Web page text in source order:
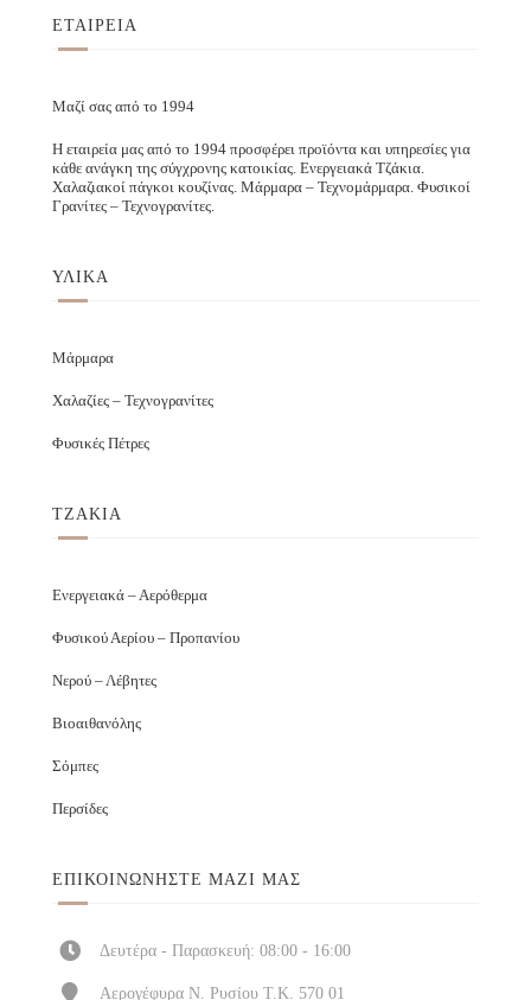
ΕΤΑΙΡΕΙΑ
Μαζί σας από το 1994
Η εταιρεία μας από το 1994 προσφέρει προϊόντα και υπηρεσίες για
κάθε ανάγκη της σύγχρονης κατοικίας. Ενεργειακά Τζάκια.
Χαλαζιακοί πάγκοι κουζίνας. Μάρμαρα – Τεχνομάρμαρα. Φυσικοί
Γρανίτες – Τεχνογρανίτες.
ΥΛΙΚΑ
Μάρμαρα
Χαλαζίες – Τεχνογρανίτες
Φυσικές Πέτρες
ΤΖΑΚΙΑ
Ενεργειακά – Αερόθερμα
Φυσικού Αερίου – Προπανίου
Νερού – Λέβητες
Βιοαιθανόλης
Σόμπες
Περσίδες
ΕΠΙΚΟΙΝΩΝΉΣΤΕ ΜΑΖΊ ΜΑΣ
Δευτέρα - Παρασκευή: 08:00 - 16:00
Αερογέφυρα Ν. Ρυσίου Τ.Κ. 570 01